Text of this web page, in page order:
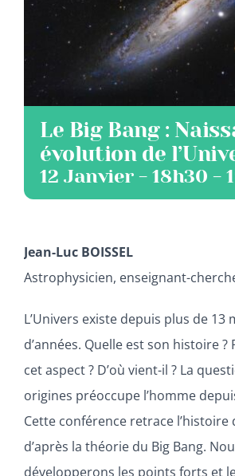
Le Big Bang :
évolution de
12 Janvier - 18h30 -
Jean-Luc BOISSEL
Astrophysicien, enseignant-
L’Univers existe depuis plus de 13
d’années. Quelle est son histoire
cet aspect ? D’où vient-il ? La
origines préoccupe l’homme
Cette conférence retrace l’histoire
d’après la théorie du Big Bang.
développerons les points forts et